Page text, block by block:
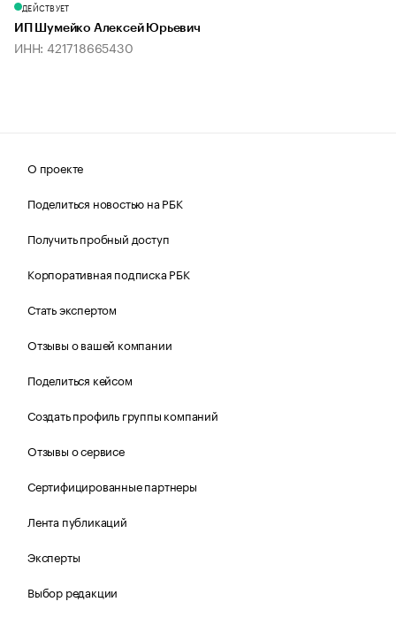
ДЕЙСТВУЕТ
ИП Шумейко Алексей Юрьевич
ИНН: 421718665430
О проекте
Поделиться новостью на РБК
Получить пробный доступ
Корпоративная подписка РБК
Стать экспертом
Отзывы о вашей компании
Поделиться кейсом
Создать профиль группы компаний
Отзывы о сервисе
Сертифицированные партнеры
Лента публикаций
Эксперты
Выбор редакции